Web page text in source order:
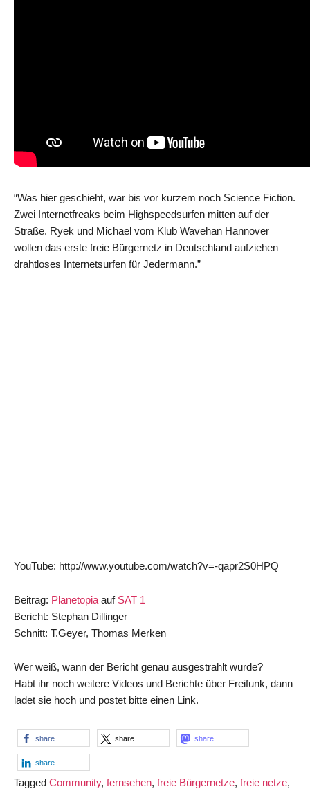
“Was hier geschieht, war bis vor kurzem noch Science Fiction.
Zwei Internetfreaks beim Highspeedsurfen mitten auf der
Straße. Ryek und Michael vom Klub Wavehan Hannover
wollen das erste freie Bürgernetz in Deutschland aufziehen –
drahtloses Internetsurfen für Jedermann.”
YouTube: http://www.youtube.com/watch?v=-qapr2S0HPQ
Beitrag: Planetopia auf SAT 1
Bericht: Stephan Dillinger
Schnitt: T.Geyer, Thomas Merken
Wer weiß, wann der Bericht genau ausgestrahlt wurde?
Habt ihr noch weitere Videos und Berichte über Freifunk, dann
ladet sie hoch und postet bitte einen Link.
share share share
share
Tagged Community, fernsehen, freie Bürgernetze, freie netze,